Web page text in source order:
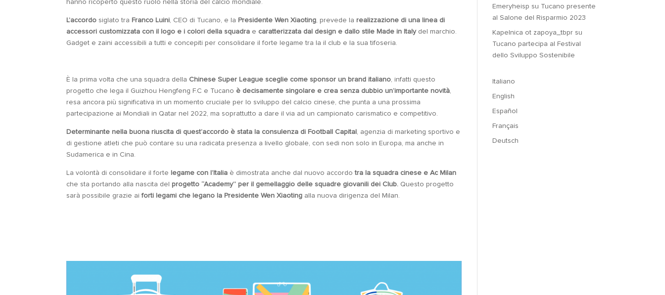
hanno ricoperto questo ruolo nella storia del calcio mondiale.
L’accordo siglato tra Franco Luini, CEO di Tucano, e la Presidente Wen Xiaoting, prevede la realizzazione di una linea di
accessori customizzata con il logo e i colori della squadra e caratterizzata dal design e dallo stile Made in Italydel marchio.
Gadget e zaini accessibili a tutti e concepiti per consolidare il forte legame tra la il club e la sua tifoseria.
È la prima volta che una squadra della Chinese Super League sceglie come sponsor un brand italiano, infatti questo
progetto che lega il Guizhou Hengfeng F.C e Tucano è decisamente singolare e crea senza dubbio un’importante novità,
resa ancora più significativa in un momento cruciale per lo sviluppo del calcio cinese, che punta a una prossima
partecipazione ai Mondiali in Qatar nel 2022, ma soprattutto a dare il via ad un campionato carismatico e competitivo.
Determinante nella buona riuscita di quest’accordo è stata la consulenza di Football Capital , agenzia di marketing sportivo e
di gestione atleti che può contare su una radicata presenza a livello globale, con sedi non solo in Europa, ma anche in
Sudamerica e in Cina.
La volontà di consolidare il forte legame con l’Italia è dimostrata anche dal nuovo accordotra la squadra cinese e Ac Milan
che sta portando alla nascita del progetto “Academy” per il gemellaggio delle squadre giovanili dei Club. Questo progetto
sarà possibile grazie aiforti legami che legano la Presidente Wen Xiaoting alla nuova dirigenza del Milan.
Emeryheisp su Tucano presente
al Salone del Risparmio 2023
Kapelnica ot zapoya_tbprsu
Tucano partecipa al Festival
dello Sviluppo Sostenibile
Italiano
English
Español
Français
Deutsch